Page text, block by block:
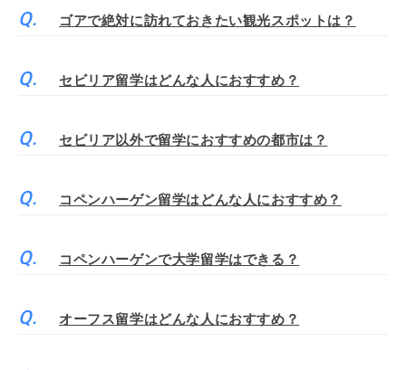
ゴアで絶対に訪れておきたい観光スポットは？
セビリア留学はどんな人におすすめ？
セビリア以外で留学におすすめの都市は？
コペンハーゲン留学はどんな人におすすめ？
コペンハーゲンで大学留学はできる？
オーフス留学はどんな人におすすめ？